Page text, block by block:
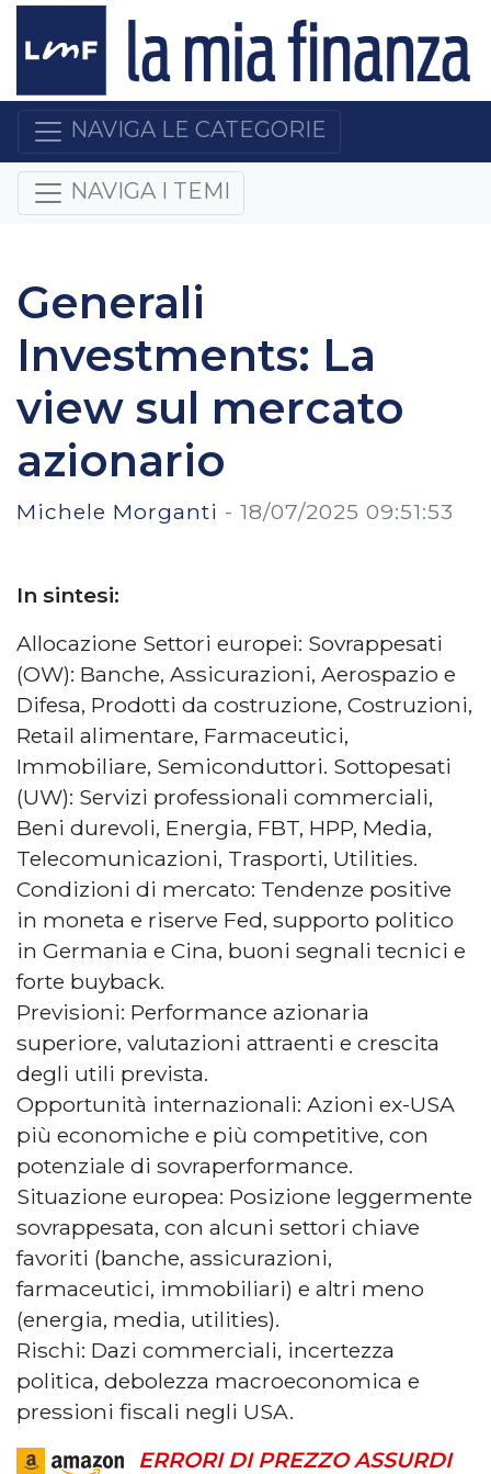
NAVIGA LE CATEGORIE
NAVIGA I TEMI
Generali
Investments: La
view sul mercato
azionario
Michele Morganti - 18/07/2025 09:51:53
In sintesi:
Allocazione Settori europei: Sovrappesati
(OW): Banche, Assicurazioni, Aerospazio e
Difesa, Prodotti da costruzione, Costruzioni,
Retail alimentare, Farmaceutici,
Immobiliare, Semiconduttori. Sottopesati
(UW): Servizi professionali commerciali,
Beni durevoli, Energia, FBT, HPP, Media,
Telecomunicazioni, Trasporti, Utilities.
Condizioni di mercato: Tendenze positive
in moneta e riserve Fed, supporto politico
in Germania e Cina, buoni segnali tecnici e
forte buyback.
Previsioni: Performance azionaria
superiore, valutazioni attraenti e crescita
degli utili prevista.
Opportunità internazionali: Azioni ex-USA
più economiche e più competitive, con
potenziale di sovraperformance.
Situazione europea: Posizione leggermente
sovrappesata, con alcuni settori chiave
favoriti (banche, assicurazioni,
farmaceutici, immobiliari) e altri meno
(energia, media, utilities).
Rischi: Dazi commerciali, incertezza
politica, debolezza macroeconomica e
pressioni fiscali negli USA.
ERRORI DI PREZZO ASSURDI